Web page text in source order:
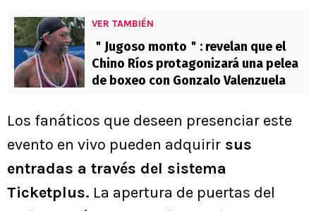
VER TAMBIÉN
＂Jugoso monto＂: revelan que el
Chino Ríos protagonizará una pelea
de boxeo con Gonzalo Valenzuela
Los fanáticos que deseen presenciar este
evento en vivo pueden adquirir sus
entradas a través del sistema
Ticketplus. La apertura de puertas del